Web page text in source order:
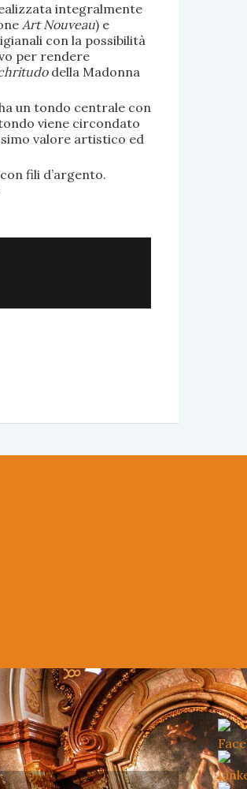
integralmente
Art Nouveau) e
con la possibilità
per rendere
della Madonna
un tondo centrale con
viene circondato
valore artistico ed
fili d’argento.